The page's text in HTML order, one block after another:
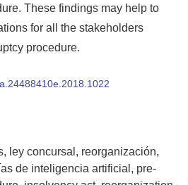
ley concursal
reorganización
de inteligencia artificial
pre-
These findings may help to
for all the stakeholders
procedure.